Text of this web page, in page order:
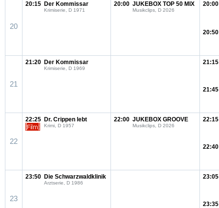
20
20:15 Der Kommissar
Krimiserie, D 1971
20:00 JUKEBOX TOP 50 MIX
Musikclips, D 2026
20:00
20:50
21
21:20 Der Kommissar
Krimiserie, D 1969
21:15
21:45
22
22:25 Dr. Crippen lebt
Krimi, D 1957
22:00 JUKEBOX GROOVE
Musikclips, D 2026
22:15
22:40
23
23:50 Die Schwarzwaldklinik
Arztserie, D 1986
23:05
23:35